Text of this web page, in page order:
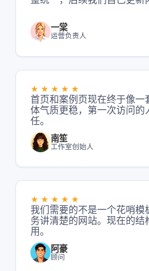
一棠
运营负责人
★★★★★
首页和案例页现在终于像一
体气质更稳，第一次访问的
任。
南笙
工作室创始人
★★★★★
我们需要的不是一个花哨模
务讲清楚的网站。现在的
用。
阿豪
顾问